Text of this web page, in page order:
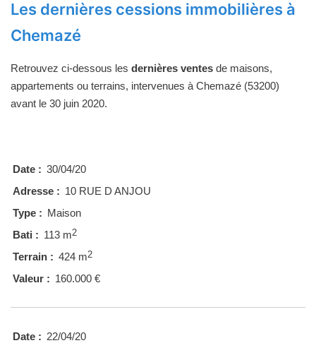
Les dernières cessions immobilières à
Chemazé
Retrouvez ci-dessous les dernières ventes de maisons,
appartements ou terrains, intervenues à Chemazé (53200)
avant le 30 juin 2020.
Date : 30/04/20
Adresse : 10 RUE D ANJOU
Type : Maison
Bati : 113 m2
Terrain : 424 m2
Valeur : 160.000 €
Date : 22/04/20